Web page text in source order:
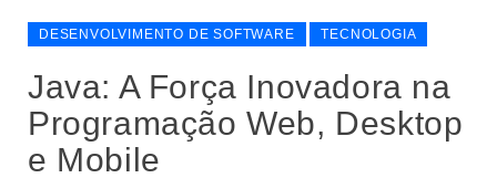
DESENVOLVIMENTO DE SOFTWARE TECNOLOGIA
Java: A Força Inovadora na
Programação Web, Desktop
e Mobile